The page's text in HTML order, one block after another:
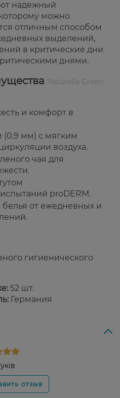
надежный
можно
отличным способом
выделений,
в критические дни
днями.
и комфорт в
(0,9 мм) с мягким
воздуха.
чая для
proDERM.
от ежедневных и
гигиенического
52 шт.
Германия